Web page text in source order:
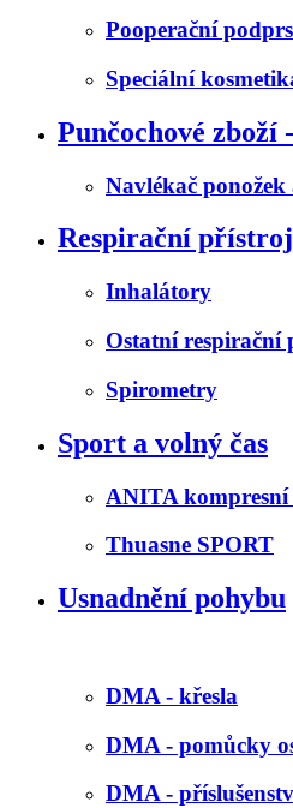
Pooperační
Speciální
Punčochové zboží
Navlékač ponožek
Respirační
Inhalátory
Ostatní respirační
Spirometry
Sport a volný čas
ANITA
Thuasne SPORT
Usnadnění pohybu
DMA - křesla
DMA - pomůcky
DMA -